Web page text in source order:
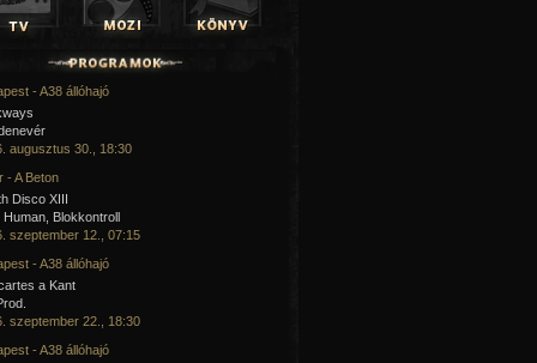
- A38 állóhajó
augusztus 30., 18:30
- A Beton
Disco XIII
Human, Blokkontroll
szeptember 12., 07:15
- A38 állóhajó
a Kant
szeptember 22., 18:30
- A38 állóhajó